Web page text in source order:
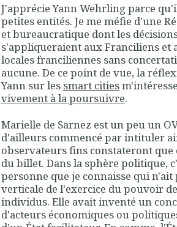
J'apprécie Yann Wehrling parce
petites entités. Je me méfie d'une
et bureaucratique dont les
s'appliqueraient aux Franciliens et
locales franciliennes sans
aucune. De ce point de vue, la
Yann sur les smart cities
vivement à la poursuivre.
Marielle de Sarnez est un peu un
d'ailleurs commencé par intituler
observateurs fins constateront
du billet. Dans la sphère politique,
personne que je connaisse qui
verticale de l'exercice du pouvoir
individus. Elle avait inventé un
d'acteurs économiques ou